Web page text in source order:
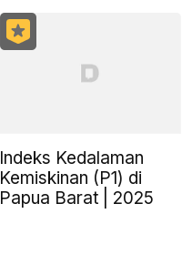
Indeks Kedalaman
Kemiskinan (P1) di
Papua Barat | 2025